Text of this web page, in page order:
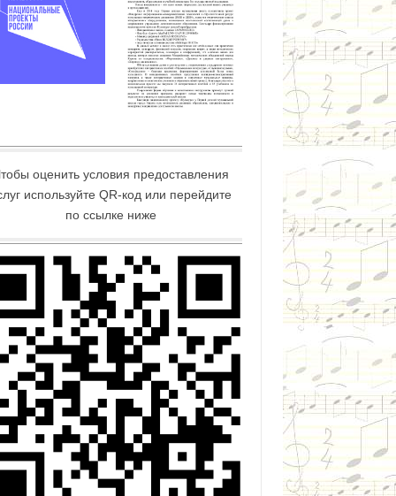
оценить условия предоставления
используйте QR-код или перейдите
по ссылке ниже